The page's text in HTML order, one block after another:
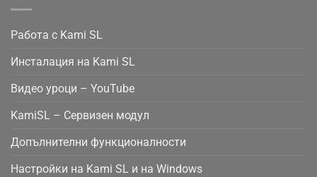
Работа с Kami SL
Инсталация на Kami SL
Видео уроци – YouTube
KamiSL – Сервизен модул
Допълнителни функционалности
Настройки на Kami SL и на Windows